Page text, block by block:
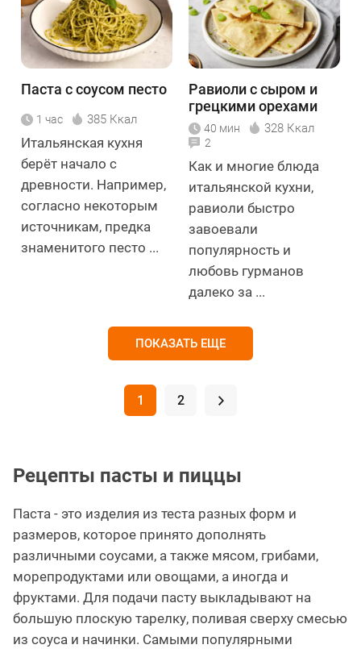
Паста с соусом песто
1 час 385 Ккал
Итальянская кухня
берёт начало с
древности. Например,
согласно некоторым
источникам, предка
знаменитого песто ...
Равиоли с сыром и
грецкими орехами
40 мин 328 Ккал
2
Как и многие блюда
итальянской кухни,
равиоли быстро
завоевали
популярность и
любовь гурманов
далеко за ...
ПОКАЗАТЬ ЕЩЕ
1 2 .
Рецепты пасты и пиццы
Паста - это изделия из теста разных форм и
размеров, которое принято дополнять
различными соусами, а также мясом, грибами,
морепродуктами или овощами, а иногда и
фруктами. Для подачи пасту выкладывают на
большую плоскую тарелку, поливая сверху смесью
из соуса и начинки. Самыми популярными